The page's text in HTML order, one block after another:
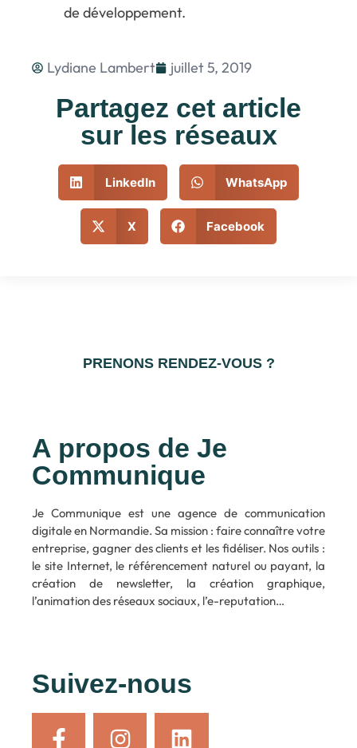
de développement.
Lydiane Lambert juillet 5, 2019
Partagez cet article
sur les réseaux
LinkedIn WhatsApp
X Facebook
PRENONS RENDEZ-VOUS ?
A propos de Je
Communique
Je Communique est une agence de communication
digitale en Normandie. Sa mission : faire connaître votre
entreprise, gagner des clients et les fidéliser. Nos outils :
le site Internet, le référencement naturel ou payant, la
création de newsletter, la création graphique,
l’animation des réseaux sociaux, l’e-reputation…
Suivez-nous